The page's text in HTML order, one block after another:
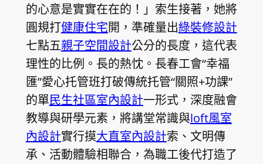
的心意是實實在在的！」索生接著，她將
圓規打健康住宅開，準確量出綠裝修設計
七點五親子空間設計公分的長度，這代表
理性的比例。長的熱忱。長春工會“幸福
匯”愛心托管班打破傳統托管“關照+功課”
的單民生社區室內設計一形式，深度融會
教導與研學元素，將講堂常識與loft風室
內設計實行摸大直室內設計索、文明傳
承、活動體驗相聯合，為職工後代打造了